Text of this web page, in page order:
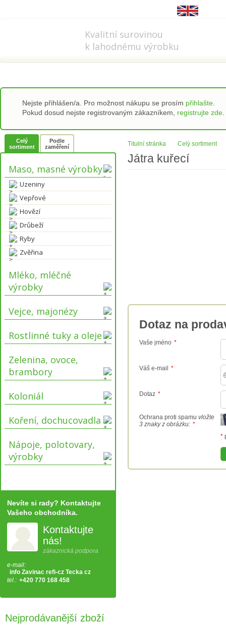
Kvalitní surovinou
k lahodnému výrobku
Nejste přihlášen/a. Pro možnost nákupu se prosím přihlašte
Pokud dosud nejste registrovaným zákazníkem, registrujte zde
Titulní stránka Celý sortiment
Játra kuřecí
Dotaz na
Vaše jméno *
Váš e-mail *
Dotaz *
Ochrana proti spamu vložte
3 znaky z obrázku: *
*
Celý
sortiment
Podle
zaměření
Maso, masné výrobky
Uzeniny
Vepřové
Hovězí
Drůbeží
Ryby
Zvěřina
Mléko, mléčné
výrobky
Vejce, majonézy
Rostlinné tuky a oleje
Zelenina, ovoce,
brambory
Koloniál
Koření, dochucovadla
Nápoje, polotovary,
výrobky
Nevíte si rady? Kontaktujte
Vašeho obchodníka.
Kontaktujte
nás!
zákaznická podpora
e-mail:
info Zavinac refi-cz Tecka cz
tel.: +420 770 168 458
Nejprodávanější zboží